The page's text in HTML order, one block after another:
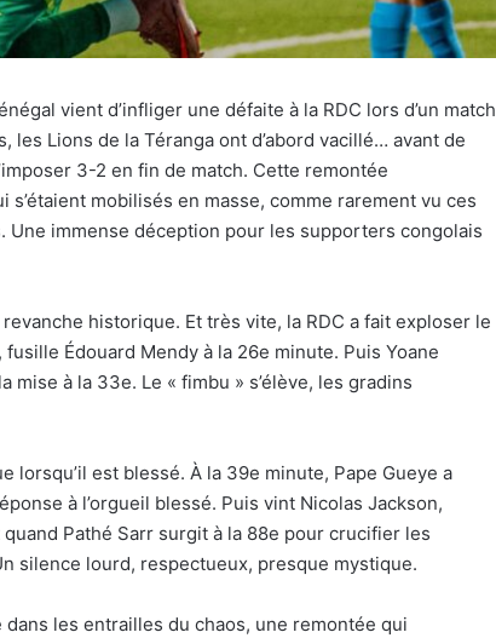
vient d’infliger une défaite à la RDC lors d’un match
les Lions de la Téranga ont d’abord vacillé… avant de
3-2 en fin de match. Cette remontée
mobilisés en masse, comme rarement vu ces
immense déception pour les supporters congolais
historique. Et très vite, la RDC a fait exploser le
Édouard Mendy à la 26e minute. Puis Yoane
à la 33e. Le « fimbu » s’élève, les gradins
lorsqu’il est blessé. À la 39e minute, Pape Gueye a
à l’orgueil blessé. Puis vint Nicolas Jackson,
Pathé Sarr surgit à la 88e pour crucifier les
silence lourd, respectueux, presque mystique.
les entrailles du chaos, une remontée qui